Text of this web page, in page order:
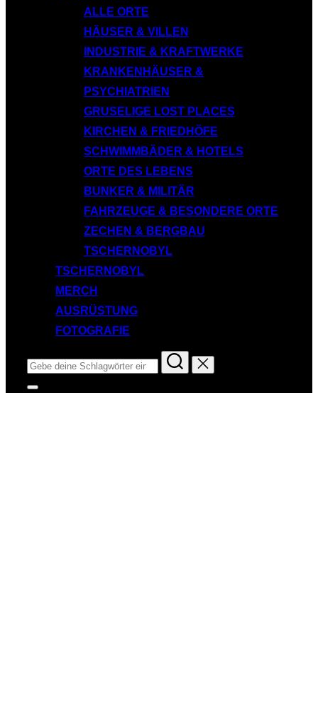
ALLE ORTE
HÄUSER & VILLEN
INDUSTRIE & KRAFTWERKE
KRANKENHÄUSER &
PSYCHIATRIEN
GRUSELIGE LOST PLACES
KIRCHEN & FRIEDHÖFE
SCHWIMMBÄDER & HOTELS
ORTE DES LEBENS
BUNKER & MILITÄR
FAHRZEUGE & BESONDERE ORTE
ZECHEN & BERGBAU
TSCHERNOBYL
TSCHERNOBYL
MERCH
AUSRÜSTUNG
FOTOGRAFIE
Suchen
nach:
Seitenleiste